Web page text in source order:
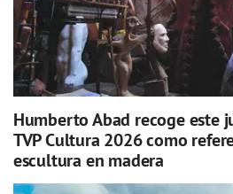
Humberto Abad recoge este
TVP Cultura 2026 como
escultura en madera